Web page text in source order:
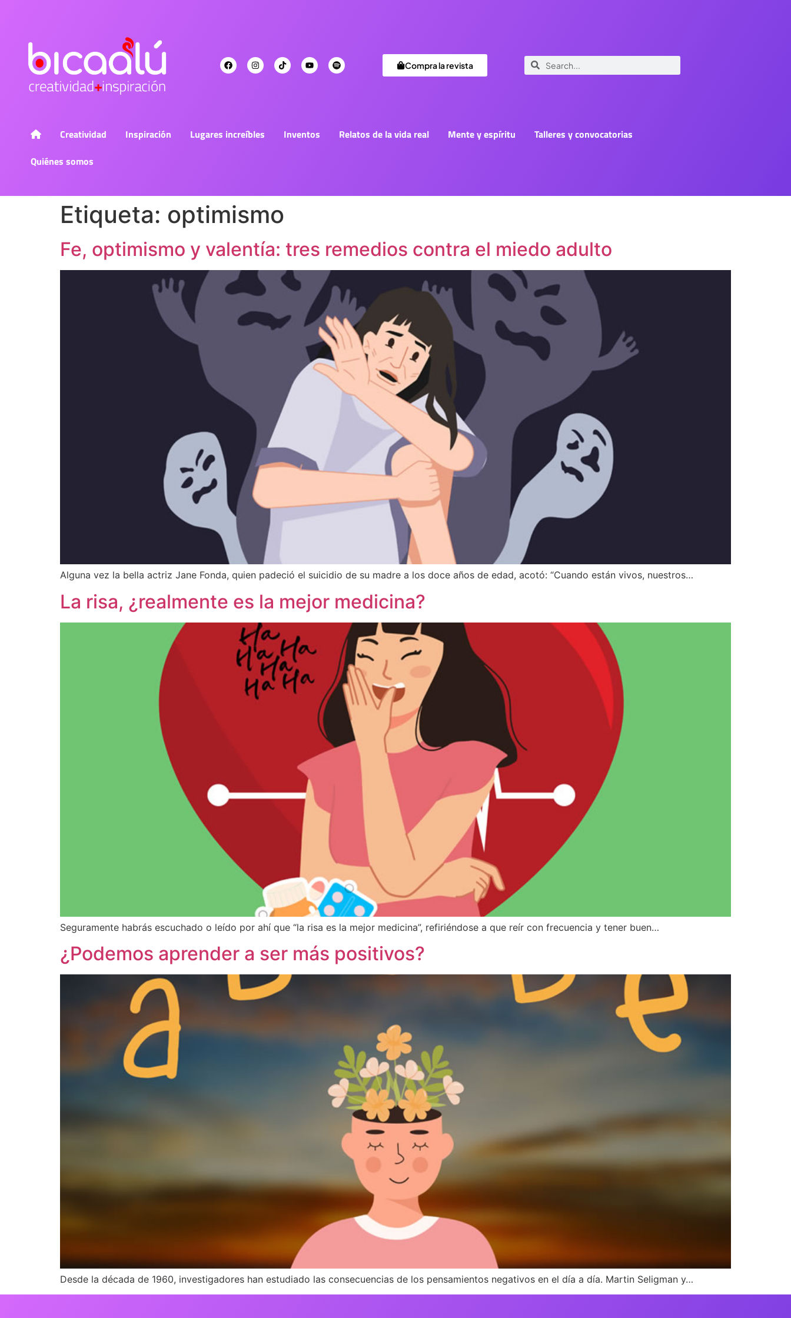
Compra la revista
Creatividad Inspiración Lugares increíbles Inventos Relatos de la vida real Mente y espíritu
Talleres y convocatorias
Quiénes somos
Etiqueta: optimismo
Fe, optimismo y valentía: tres remedios contra el miedo adulto
Alguna vez la bella actriz Jane Fonda, quien padeció el suicidio de su madre a los doce años de edad, acotó: “Cuando están vivos, nuestros…
La risa, ¿realmente es la mejor medicina?
Seguramente habrás escuchado o leído por ahí que “la risa es la mejor medicina”, refiriéndose a que reír con frecuencia y tener buen…
¿Podemos aprender a ser más positivos?
Desde la década de 1960, investigadores han estudiado las consecuencias de los pensamientos negativos en el día a día. Martin Seligman y…